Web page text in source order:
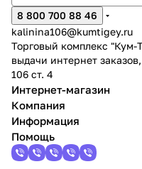
8 800 700 88 46
kalinina106@kumtigey.ru
Торговый комплекс
выдачи интернет
106 ст. 4
Интернет-магазин
Компания
Информация
Помощь